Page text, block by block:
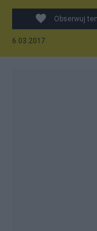
Typy budowy
Obserwuj
6.03.2017